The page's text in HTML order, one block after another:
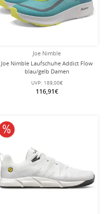
Joe Nimble
Joe Nimble Laufschuhe Addict Flow
blau/gelb Damen
UVP: 189,00€
116,91€
10% reduziert